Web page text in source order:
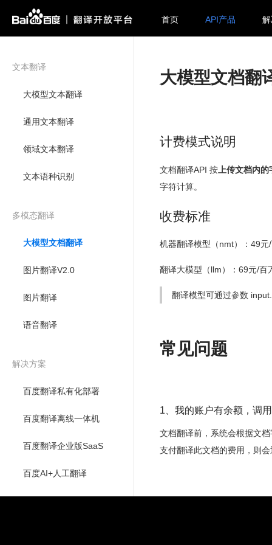
首页 API产品
文本翻译
大模型文本翻译
通用文本翻译
领域文本翻译
文本语种识别
多模态翻译
大模型文档翻译
图片翻译V2.0
图片翻译
语音翻译
解决方案
百度翻译私有化部署
百度翻译离线一体机
百度翻译企业版SaaS
百度AI+人工翻译
大模型文档翻
计费模式说明
文档翻译API 按 上传文档内
字符计算。
收费标准
机器翻译模型（nmt）：49
翻译大模型（llm）：69元/百
翻译模型可通过参数
常见问题
1、我的账户有余额，调
文档翻译前，系统会根据文
支付翻译此文档的费用，则